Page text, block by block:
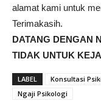
alamat kami untuk
Terimakasih.
DATANG DENGAN
TIDAK UNTUK
LABEL Konsultasi
Ngaji Psikologi